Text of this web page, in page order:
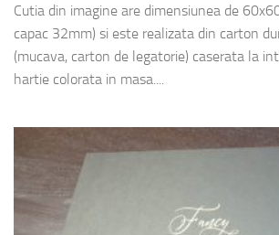
Cutia din imagine are dimensiunea de
capac 32mm) si este realizata din carton
(mucava, carton de legatorie) caserata la
hartie colorata in masa....